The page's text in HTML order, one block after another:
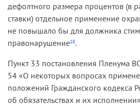
дефолтного размера процентов (в
ставки) отдельное применение
не повышало бы для должника
правонарушение10.
Пункт 33 постановления Пленума
54 «О некоторых вопросах
положений Гражданского кодекса
об обязательствах и их